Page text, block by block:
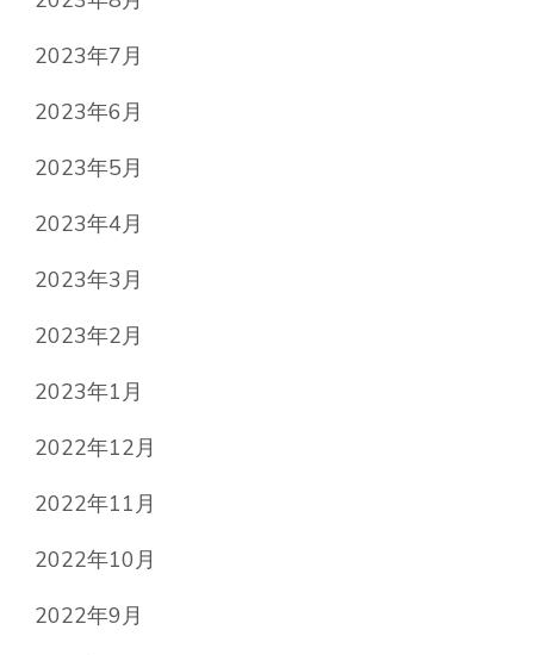
2023年7月
2023年6月
2023年5月
2023年4月
2023年3月
2023年2月
2023年1月
2022年12月
2022年11月
2022年10月
2022年9月